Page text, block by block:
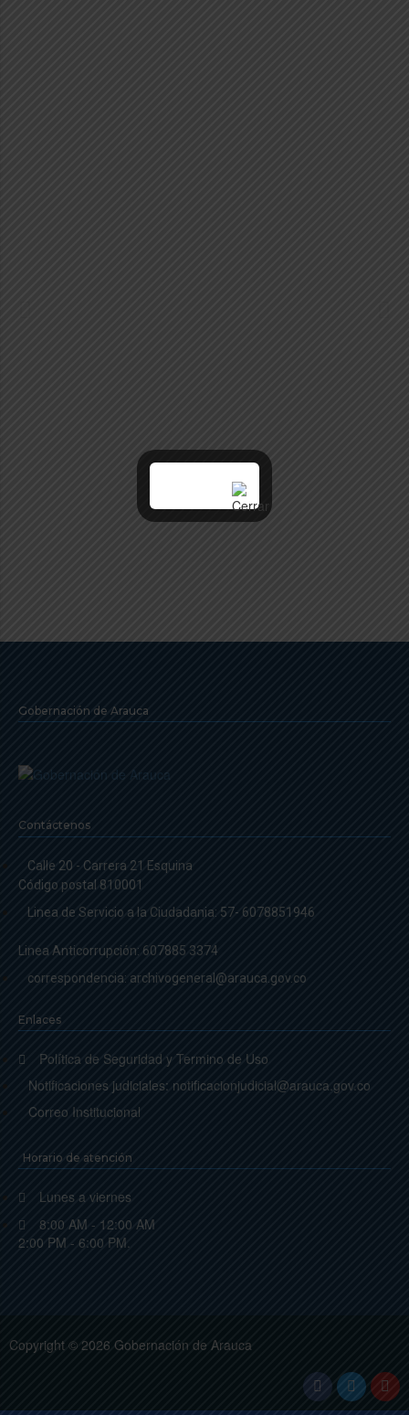
Gobernación de Arauca
Contáctenos
Calle 20 - Carrera 21 Esquina
Código postal 810001
Linea de Servicio a la Ciudadania: 57- 6078851946
Linea Anticorrupción: 607885 3374
correspondencia: archivogeneral@arauca.gov.co
Enlaces
Política de Seguridad y Termino de Uso
Notificaciones judiciales: notificacionjudicial@arauca.gov.co
Correo Institucional
Horario de atención
Lunes a viernes
8:00 AM - 12:00 AM
2:00 PM - 6:00 PM.
Copyright © 2026 Gobernación de Arauca